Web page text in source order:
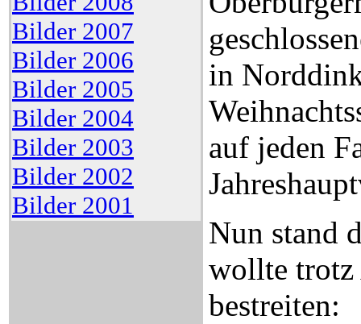
Bilder 2007
Bilder 2006
Bilder 2005
Bilder 2004
Bilder 2003
Bilder 2002
Bilder 2001
in
auf jeden
Nun stand
wollte trotz
bestreiten: